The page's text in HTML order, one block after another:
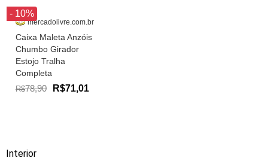
- 10%
mercadolivre.com.br
Caixa Maleta Anzóis
Chumbo Girador
Estojo Tralha
Completa
R$78,90 R$71,01
Interior